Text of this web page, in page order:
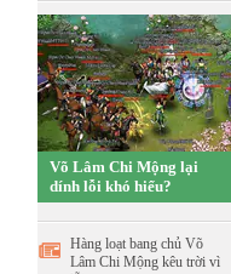
Võ Lâm Chi Mộng lại
dính lỗi khó hiểu?
Hàng loạt bang chủ Võ
Lâm Chi Mộng kêu trời vì